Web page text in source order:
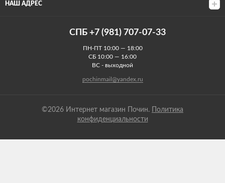
НАШ АДРЕС
СПБ +7 (981) 707-07-33
ПН-ПТ 10:00 — 18:00
СБ 10:00 — 16:00
ВС - выходной
pochinmail@yandex.ru
©2026 Интернет магазин Почин.
Политика
конфиденциальности